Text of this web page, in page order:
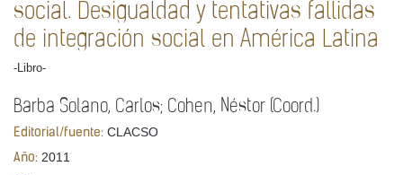
social. Desigualdad y tentativas fallidas
de integración social en América Latina
-Libro-
Barba Solano, Carlos; Cohen, Néstor (Coord.)
Editorial/fuente: CLACSO
Año: 2011